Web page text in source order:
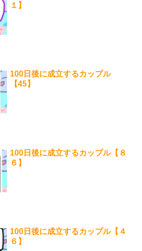
１】
100日後に成立するカップル
【45】
100日後に成立するカップル【８
６】
100日後に成立するカップル【４
６】